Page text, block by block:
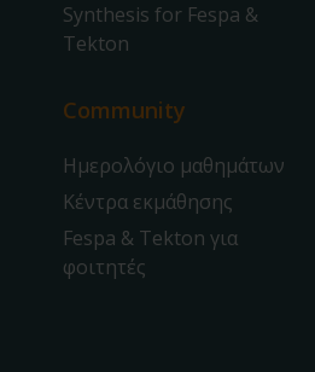
Synthesis for Fespa &
Tekton
Community
Ημερολόγιο μαθημάτων
Κέντρα εκμάθησης
Fespa & Tekton για
φοιτητές